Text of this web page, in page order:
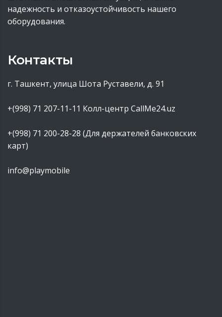
надежность и отказоустойчивость нашего
оборудования.
Контакты
г. Ташкент, улица Шота Руставели, д. 91
+(998) 71 207-11-11 Колл-центр CallMe24.uz
+(998) 71 200-28-28 (Для держателей банковских
карт)
info@playmobile